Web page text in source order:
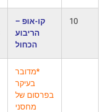
10
קו-אופ –
הריבוע
הכחול
*מדובר
בעיקר
בפרסום של
מחסני